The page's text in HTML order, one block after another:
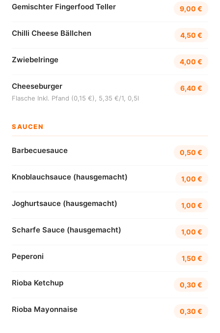
Gemischter Fingerfood Teller 9,00 €
Chilli Cheese Bällchen 4,50 €
Zwiebelringe 4,00 €
Cheeseburger
Flasche Inkl. Pfand (0,15 €), 5,35 €/1, 0,5l
6,40 €
SAUCEN
Barbecuesauce 0,50 €
Knoblauchsauce (hausgemacht) 1,00 €
Joghurtsauce (hausgemacht) 1,00 €
Scharfe Sauce (hausgemacht) 1,00 €
Peperoni 1,50 €
Rioba Ketchup 0,30 €
Rioba Mayonnaise 0,30 €